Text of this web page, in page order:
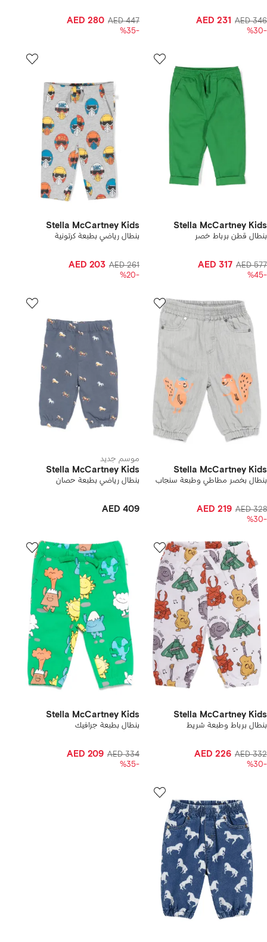
AED 346
AED 231
-%30
AED 447
AED 280
-%35
Stella McCartney Kids
بنطال قطن برباط خصر
AED 577
AED 317
-%45
Stella McCartney Kids
بنطال رياضي بطبعة كرتونية
AED 261
AED 203
-%20
Stella McCartney Kids
بنطال بخصر مطاطي وطبعة سنجاب
AED 328
AED 219
-%30
موسم جديد
Stella McCartney Kids
بنطال رياضي بطبعة حصان
AED 409
Stella McCartney Kids
بنطال برباط وطبعة شريط
AED 332
AED 226
-%30
Stella McCartney Kids
بنطال بطبعة جرافيك
AED 334
AED 209
-%35